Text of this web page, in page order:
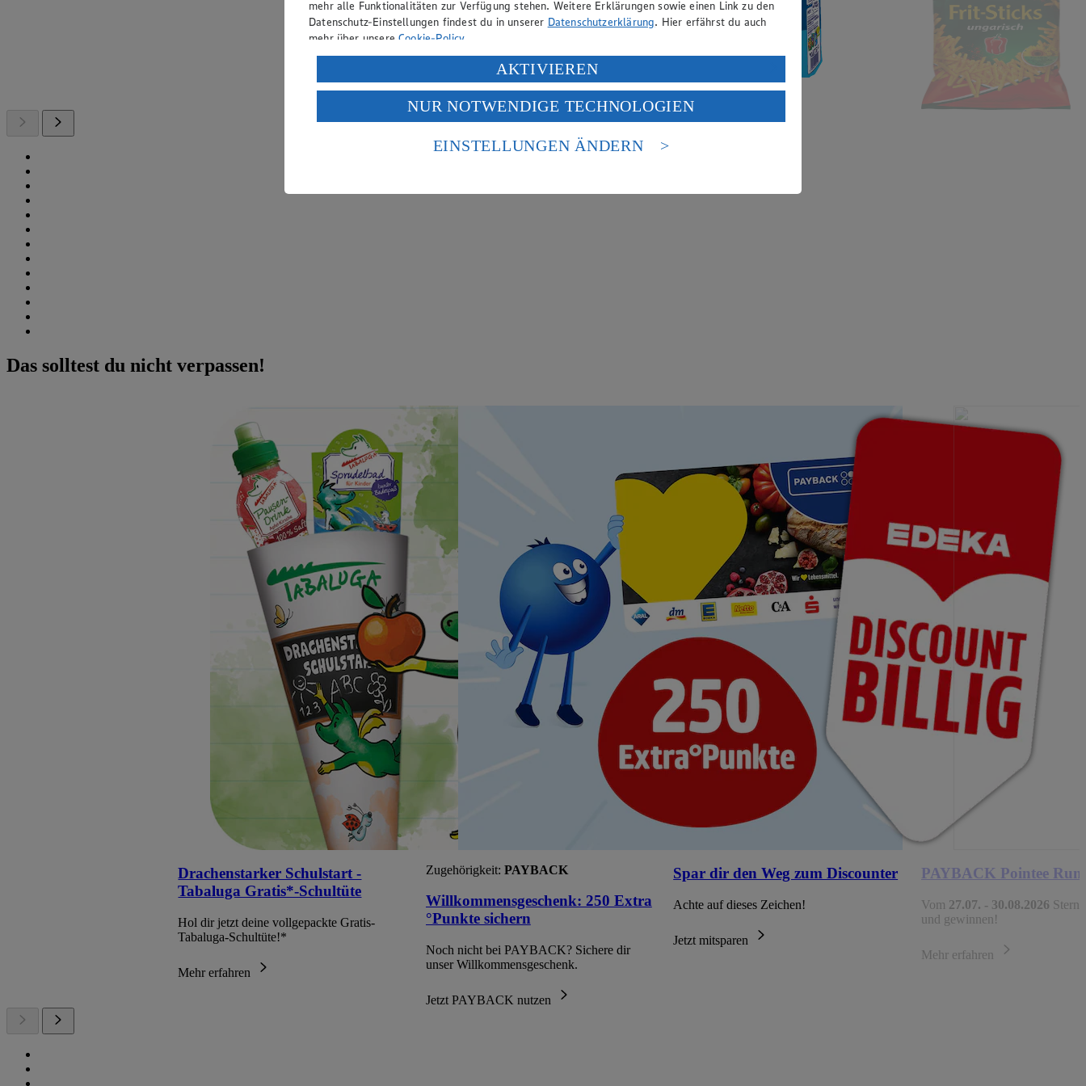
Das solltest du nicht verpassen!
Drachenstarker Schulstart -
Tabaluga Gratis*-Schultüte
Hol dir jetzt deine vollgepackte Gratis-
Tabaluga-Schultüte!*
Mehr erfahren
Zugehörigkeit: PAYBACK
Willkommensgeschenk: 250 Extra
°Punkte sichern
Noch nicht bei PAYBACK? Sichere dir
unser Willkommensgeschenk.
Jetzt PAYBACK nutzen
Spar dir den Weg zum Discounter
Achte auf dieses Zeichen!
Jetzt mitsparen
PAYBACK Pointee Run
Vom 27.07. - 30.08.2026
und gewinnen!
Mehr erfahren
mehr alle Funktionalitäten zur Verfügung stehen. Weitere Erklärungen sowie einen Link zu den
Datenschutz-Einstellungen findest du in unserer Datenschutzerklärung. Hier erfährst du auch
mehr über unsereCookie-Policy.
Verarbeitung deiner personenbezogenen Daten in den USA durch Facebook und YouTube:
Wenn du auf „Aktivieren“ klickst, willigst du im Sinne des Art. 49 Abs. 1 Satz 1 lit. a) DSGVO
ein, dass deine Daten in den USA verarbeitet werden. Der EuGH sieht die USA als Land mit
einem nach europäischen Standards nicht angemessenen Datenschutzniveau an. Es besteht das
Risiko eines Zugriffs durch US-amerikanische Behörden.
AKTIVIEREN
NUR NOTWENDIGE TECHNOLOGIEN
EINSTELLUNGEN ÄNDERN